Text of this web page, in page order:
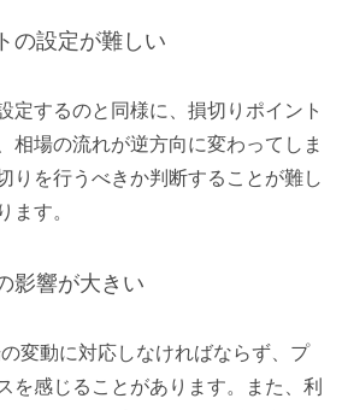
の設定が難しい
定するのと同様に、損切りポイント
相場の流れが逆方向に変わってしま
りを行うべきか判断することが難し
ます。
影響が大きい
変動に対応しなければならず、プ
を感じることがあります。また、利